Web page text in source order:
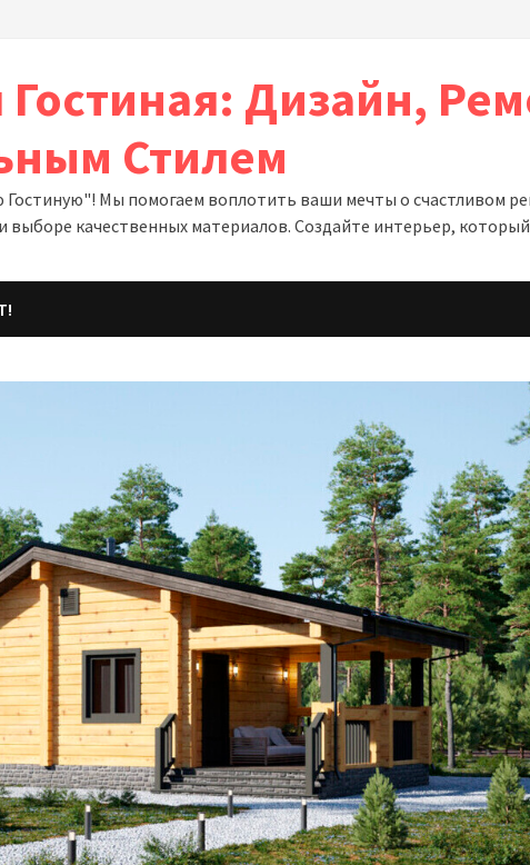
Дизайн,
Стилем
Мы помогаем воплотить ваши мечты о счастливом
выборе качественных материалов. Создайте интерьер,